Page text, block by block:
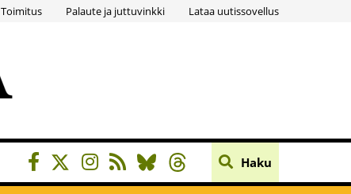
Toimitus Palaute ja juttuvinkki Lataa uutissovellus
Haku